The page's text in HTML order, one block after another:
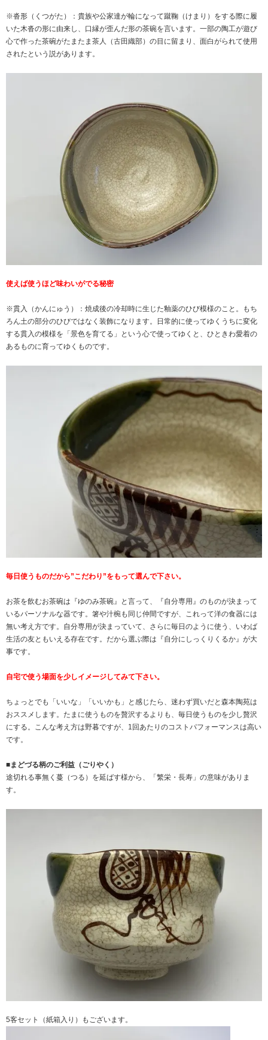
※沓形（くつがた）：貴族や公家達が輪になって蹴鞠（けまり）をする際に履
いた木沓の形に由来し、口縁が歪んだ形の茶碗を言います。一部の陶工が遊び
心で作った茶碗がたまたま茶人（古田織部）の目に留まり、面白がられて使用
されたという説があります。
使えば使うほど味わいがでる秘密
※貫入（かんにゅう）：焼成後の冷却時に生じた釉薬のひび模様のこと。もち
ろん土の部分のひびではなく装飾になります。日常的に使ってゆくうちに変化
する貫入の模様を「景色を育てる」という心で使ってゆくと、ひときわ愛着の
あるものに育ってゆくものです。
毎日使うものだから”こだわり”をもって選んで下さい。
お茶を飲むお茶碗は『ゆのみ茶碗』と言って、『自分専用』のものが決まって
いるパーソナルな器です。箸や汁椀も同じ仲間ですが、これって洋の食器には
無い考え方です。自分専用が決まっていて、さらに毎日のように使う、いわば
生活の友ともいえる存在です。だから選ぶ際は『自分にしっくりくるか』が大
事です。
自宅で使う場面を少しイメージしてみて下さい。
ちょっとでも「いいな」「いいかも」と感じたら、迷わず買いだと森本陶苑は
おススメします。たまに使うものを贅沢するよりも、毎日使うものを少し贅沢
にする。こんな考え方は野暮ですが、1回あたりのコストパフォーマンスは高い
です。
■まどづる柄のご利益（ごりやく）
途切れる事無く蔓（つる）を延ばす様から、「繁栄・長寿」の意味がありま
す。
5客セット（紙箱入り）もございます。